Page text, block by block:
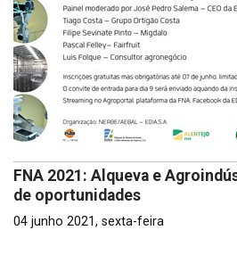
FNA 2021: Alqueva e
de oportunidades
04 junho 2021, sexta-feira